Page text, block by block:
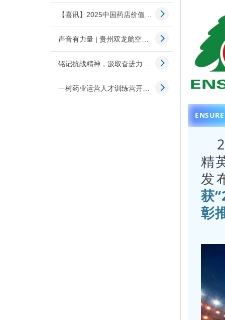
【喜讯】2025中国药店价值榜发布，一树药业再登百强榜！
声音有力量 | 贵州双龙航空港经济区联合一树药业为教师送健康
铭记抗战精神，汲取奋进力量 | 一树药业组织全员观看胜利日阅兵
一树药业运营人才训练营开班，为企业发展筑牢人才根基！
ENSURE
精
发
获
彰